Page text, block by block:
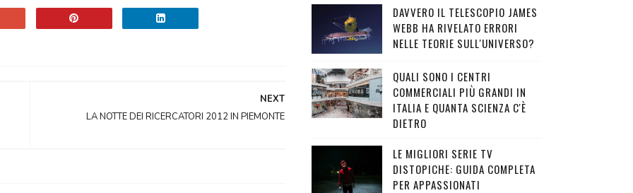
NEXT
LA NOTTE DEI RICERCATORI 2012 IN PIEMONTE
DAVVERO IL TELESCOPIO JAMES
WEBB HA RIVELATO ERRORI
NELLE TEORIE SULL'UNIVERSO?
QUALI SONO I CENTRI
COMMERCIALI PIÙ GRANDI IN
ITALIA E QUANTA SCIENZA C'È
DIETRO
LE MIGLIORI SERIE TV
DISTOPICHE: GUIDA COMPLETA
PER APPASSIONATI